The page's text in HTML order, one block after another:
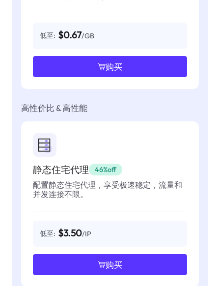
低至: $0.67/GB
购买
高性价比 & 高性能
静态住宅代理 46%off
配置静态住宅代理，享受极速稳定，流量和
并发连接不限。
低至: $3.50/IP
购买